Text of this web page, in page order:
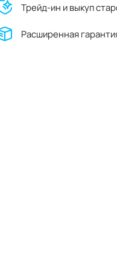
Трейд-ин и выкуп
Расширенная